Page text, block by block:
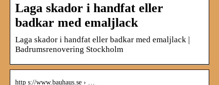
Laga skador i handfat eller
badkar med emaljlack
Laga skador i handfat eller badkar med emaljlack |
Badrumsrenovering Stockholm
http s://www.bauhaus.se › …